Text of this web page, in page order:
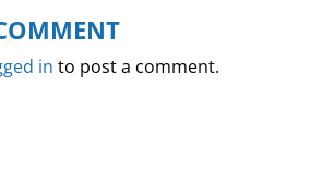
in to post a comment.